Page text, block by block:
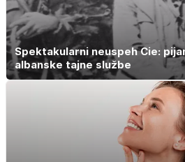
Spektakularni neuspeh Cie:
albanske tajne službe